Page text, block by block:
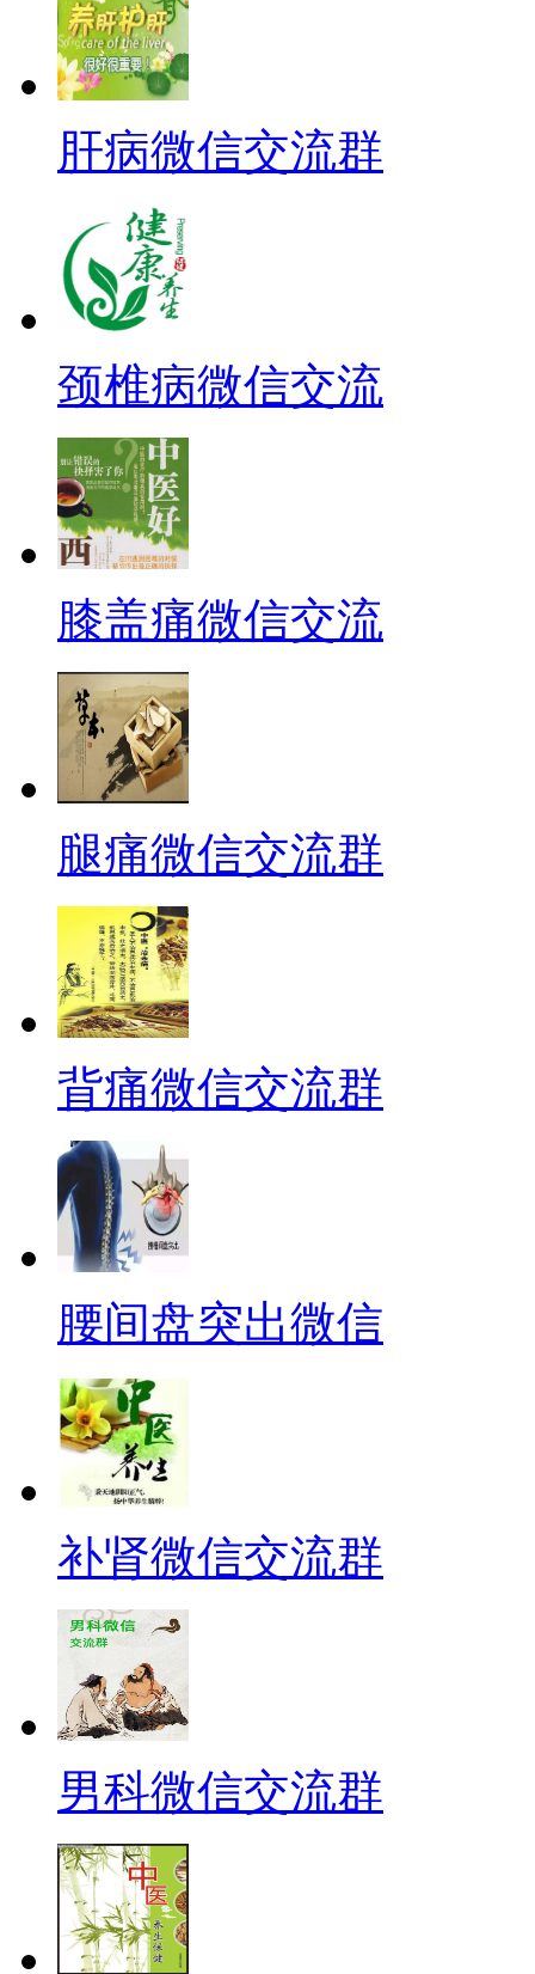
肝病微信交流群
颈椎病微信交流
膝盖痛微信交流
腿痛微信交流群
背痛微信交流群
腰间盘突出微信
补肾微信交流群
男科微信交流群